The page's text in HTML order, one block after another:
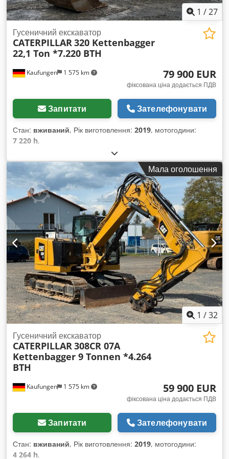
1 /27
Kaufungen 1 575 km
Гусеничний екскаватор
CATERPILLAR320 Kettenbagger
22,1 Ton *7.220 BTH
79 900 EUR
фіксована ціна додається ПДВ
Запитати Зателефонувати
Стан: вживаний, Рік виготовлення: 2019, мотогодини:
7 220 h,
Мала оголошення
1 /32
Kaufungen 1 575 km
Гусеничний екскаватор
CATERPILLAR308CR 07A
Kettenbagger 9 Tonnen *4.264
BTH
59 900 EUR
фіксована ціна додається ПДВ
Запитати Зателефонувати
Стан: вживаний, Рік виготовлення: 2019, мотогодини:
4 264 h,